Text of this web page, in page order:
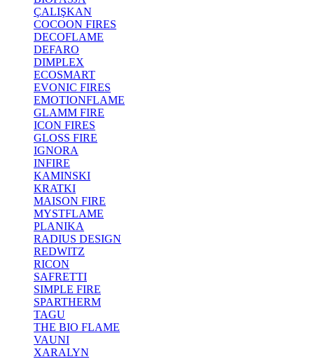
ÇALIŞKAN
COCOON FIRES
DECOFLAME
DEFARO
DIMPLEX
ECOSMART
EVONIC FIRES
EMOTIONFLAME
GLAMM FIRE
ICON FIRES
GLOSS FIRE
IGNORA
INFIRE
KAMINSKI
KRATKI
MAISON FIRE
MYSTFLAME
PLANIKA
RADIUS DESIGN
REDWITZ
RICON
SAFRETTI
SIMPLE FIRE
SPARTHERM
TAGU
THE BIO FLAME
VAUNI
XARALYN